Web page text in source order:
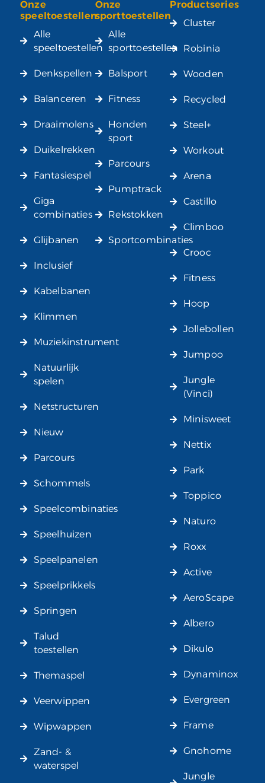
Alternative:
Onze
speeltoestellen
Alle
speeltoestellen
Denkspellen
Balanceren
Draaimolens
Duikelrekken
Fantasiespel
Giga
combinaties
Glijbanen
Inclusief
Kabelbanen
Klimmen
Muziekinstrument
Natuurlijk
spelen
Netstructuren
Nieuw
Parcours
Schommels
Speelcombinaties
Speelhuizen
Speelpanelen
Speelprikkels
Springen
Talud
toestellen
Themaspel
Veerwippen
Wipwappen
Zand- &
waterspel
Onze
sporttoestellen
Alle
sporttoestellen
Balsport
Fitness
Honden
sport
Parcours
Pumptrack
Rekstokken
Sportcombinaties
Productseries
Cluster
Robinia
Wooden
Recycled
Steel+
Workout
Arena
Castillo
Climboo
Crooc
Fitness
Hoop
Jollebollen
Jumpoo
Jungle
(Vinci)
Minisweet
Nettix
Park
Toppico
Naturo
Roxx
Active
AeroScape
Albero
Dikulo
Dynaminox
Evergreen
Frame
Gnohome
Jungle